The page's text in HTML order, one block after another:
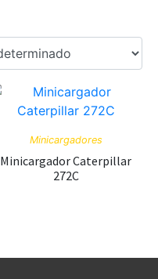
Minicargadores
Minicargador Caterpillar
272C